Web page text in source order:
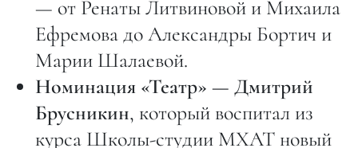
— от Ренаты Литвиновой и Михаила
Ефремова до Александры Бортич и
Марии Шалаевой.
Номинация «Театр» — Дмитрий
Брусникин, который воспитал из
курса Школы-студии МХАТ новый